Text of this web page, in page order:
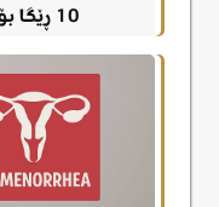
10 ڕێگا بۆ ڕێگریکردن لە دووگیانی